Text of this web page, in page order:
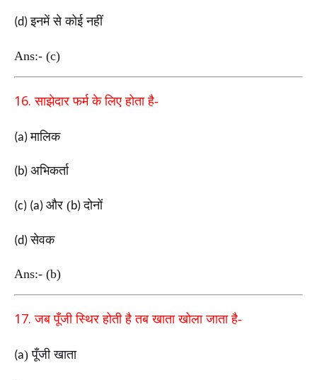
(d)इनमें से कोई नहीं
Ans:- (c)
16.साझेदार फर्म के लिए होता है-
(a)मालिक
(b) अभिकर्ता
(c) (a) और (b)दोनों
(d)सेवक
Ans:- (b)
17.जब पूँजी स्थिर होती है तब खाता खोला जाता है-
(a) पूँजी खाता